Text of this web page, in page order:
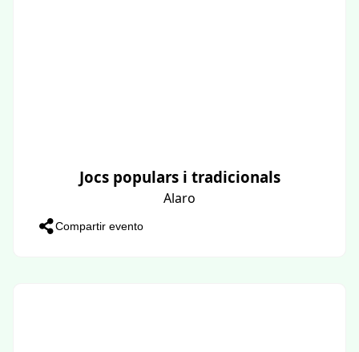
Jocs populars i tradicionals
Alaro
Compartir evento